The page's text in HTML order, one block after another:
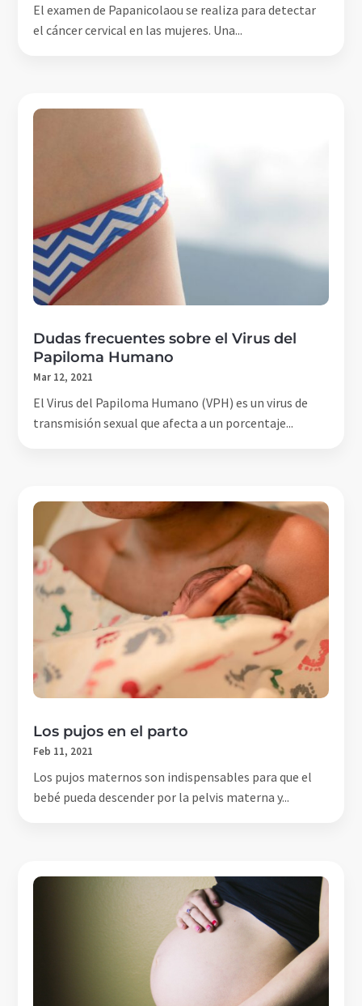
El examen de Papanicolaou se realiza para detectar
el cáncer cervical en las mujeres. Una...
Dudas frecuentes sobre el Virus del
Papiloma Humano
Mar 12, 2021
El Virus del Papiloma Humano (VPH) es un virus de
transmisión sexual que afecta a un porcentaje...
Los pujos en el parto
Feb 11, 2021
Los pujos maternos son indispensables para que el
bebé pueda descender por la pelvis materna y...